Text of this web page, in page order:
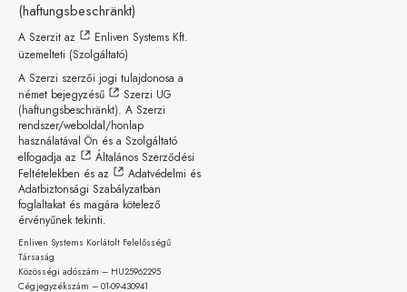
(haftungsbeschränkt)
A Szerzit az
Enliven Systems Kft.
üzemelteti (Szolgáltató)
A Szerzi szerzői jogi tulajdonosa a
német bejegyzésű
Szerzi UG
(haftungsbeschränkt). A Szerzi
rendszer/weboldal/honlap
használatával Ön és a Szolgáltató
elfogadja az
Általános Szerződési
Feltételekben és az
Adatvédelmi és
Adatbiztonsági Szabályzatban
foglaltakat és magára kötelező
érvényűnek tekinti.
Enliven Systems Korlátolt Felelősségű
Társaság
Közösségi adószám – HU25962295
Cégjegyzékszám – 01-09-430941